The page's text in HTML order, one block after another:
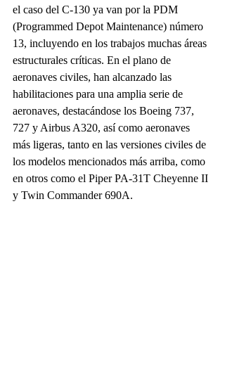
el caso del C-130 ya van por la PDM
(Programmed Depot Maintenance) número
13, incluyendo en los trabajos muchas áreas
estructurales críticas. En el plano de
aeronaves civiles, han alcanzado las
habilitaciones para una amplia serie de
aeronaves, destacándose los Boeing 737,
727 y Airbus A320, así como aeronaves
más ligeras, tanto en las versiones civiles de
los modelos mencionados más arriba, como
en otros como el Piper PA-31T Cheyenne II
y Twin Commander 690A.